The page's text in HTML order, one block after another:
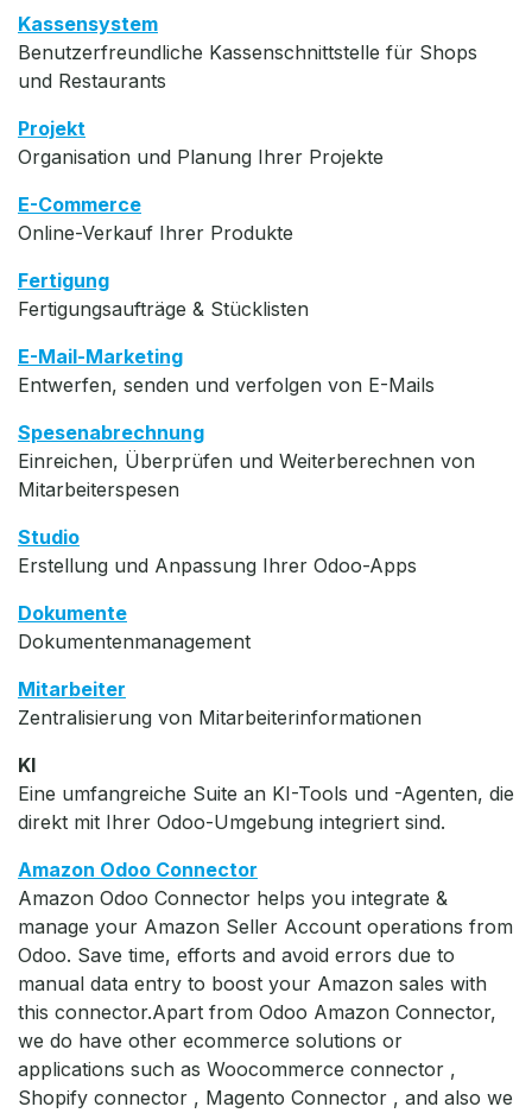
Kassensystem
Benutzerfreundliche Kassenschnittstelle für Shops
und Restaurants
Projekt
Organisation und Planung Ihrer Projekte
E-Commerce
Online-Verkauf Ihrer Produkte
Fertigung
Fertigungsaufträge & Stücklisten
E-Mail-Marketing
Entwerfen, senden und verfolgen von E-Mails
Spesenabrechnung
Einreichen, Überprüfen und Weiterberechnen von
Mitarbeiterspesen
Studio
Erstellung und Anpassung Ihrer Odoo-Apps
Dokumente
Dokumentenmanagement
Mitarbeiter
Zentralisierung von Mitarbeiterinformationen
KI
Eine umfangreiche Suite an KI-Tools und -Agenten, die
direkt mit Ihrer Odoo-Umgebung integriert sind.
Amazon Odoo Connector
Amazon Odoo Connector helps you integrate &
manage your Amazon Seller Account operations from
Odoo. Save time, efforts and avoid errors due to
manual data entry to boost your Amazon sales with
this connector.Apart from Odoo Amazon Connector,
we do have other ecommerce solutions or
applications such as Woocommerce connector ,
Shopify connector , Magento Connector , and also we